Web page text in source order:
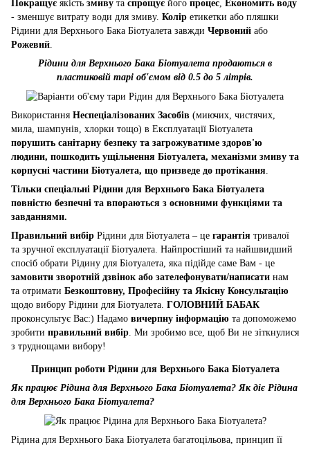
Покращує якість змиву та спрощує його процес Економить воду
- зменшує витрату води для змиву. Колір етикетки або пляшки
Рідини для Верхнього Бака Біотуалета завжди Червоний або
Рожевий
Рідини для Верхнього Бака Біотуалета продаються в
пластиковій тарі об'ємом від 0.5 до 5 літрів.
Використання Неспеціалізованих Засобів (миючих, чистячих,
мила, шампунів, хлорки тощо) в Експлуатації Біотуалета
порушить санітарну безпеку та загрожуватиме здоров'ю
людини, пошкодить ущільнення Біотуалета, механізми змиву та
корпусні частини Біотуалета, що призведе до протікання
Тільки спеціальні Рідини для Верхнього Бака Біотуалета
повністю безпечні та впораються з основними функціями та
завданнями.
Правильний вибір Рідини для Біотуалета – це гарантія тривалої
та зручної експлуатації Біотуалета. Найпростіший та найшвидший
спосіб обрати Рідину для Біотуалета, яка підійде саме Вам - це
замовити зворотній дзвінок або зателефонувати/написати нам
та отримати Безкоштовну, Професійну та Якісну Консультацію
щодо вибору Рідини для Біотуалета. ГОЛОВНИЙ БАБАК
проконсультує Вас:) Надамо вичерпну інформацію та допоможемо
зробити правильний вибір . Ми зробимо все, щоб Ви не зіткнулися
з труднощами вибору!
Принцип роботи Рідини для Верхнього Бака Біотуалета
Як працює Рідина для Верхнього Бака Біотуалета? Як діє Рідина
для Верхнього Бака Біотуалета?
Рідина для Верхнього Бака Біотуалета багатоцільова, принцип її